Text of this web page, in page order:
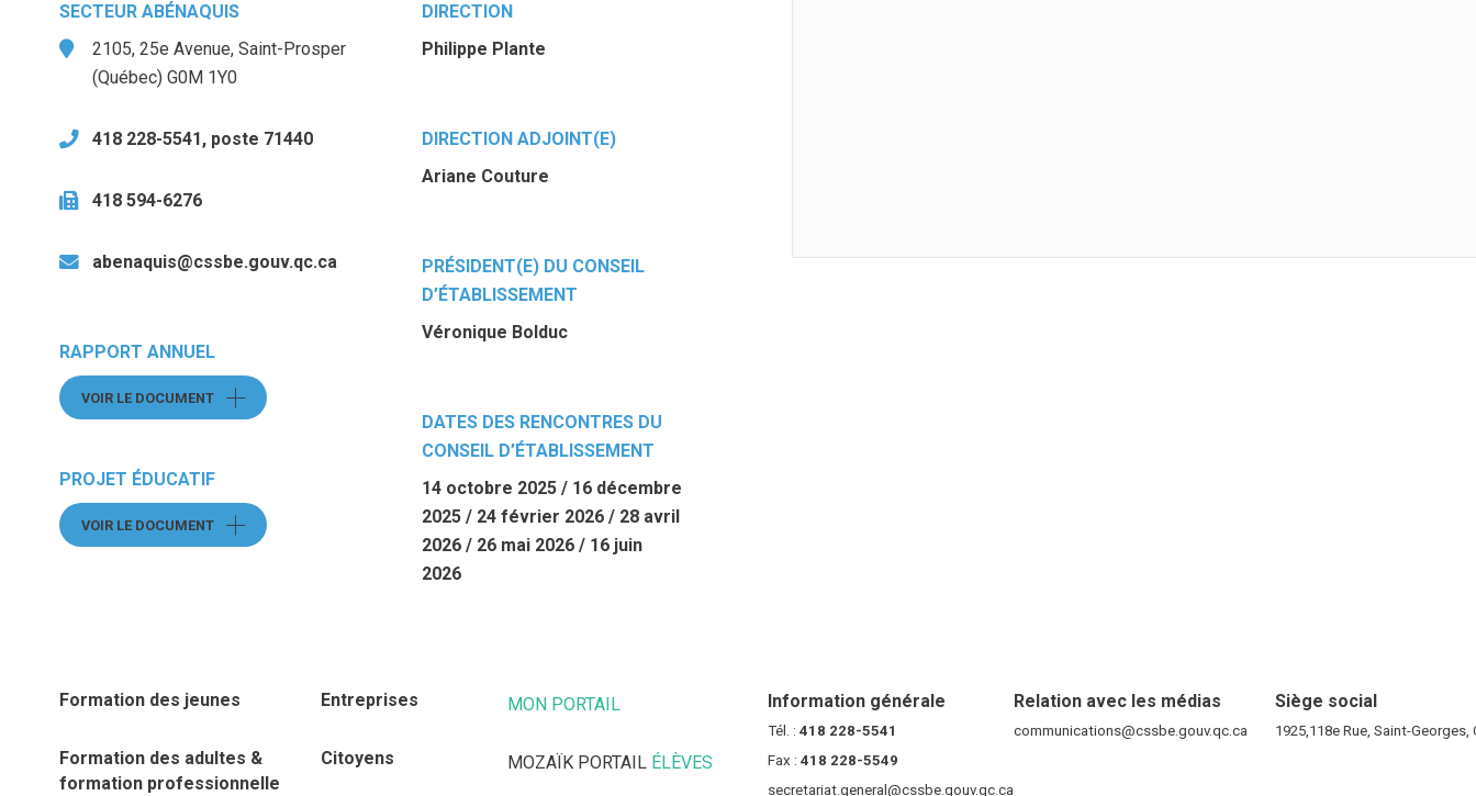
SECTEUR ABÉNAQUIS
2105, 25e Avenue, Saint-Prosper
(Québec) G0M 1Y0
418 228-5541, poste 71440
418 594-6276
abenaquis@cssbe.gouv.qc.ca
RAPPORT ANNUEL
VOIR LE DOCUMENT(CE LIEN OUVRE UN FICHIER)
PROJET ÉDUCATIF
VOIR LE DOCUMENT(CE LIEN OUVRE UN FICHIER)
DIRECTION
Philippe Plante
DIRECTION ADJOINT(E)
Ariane Couture
PRÉSIDENT(E) DU CONSEIL
D’ÉTABLISSEMENT
Véronique Bolduc
DATES DES RENCONTRES DU
CONSEIL D’ÉTABLISSEMENT
14 octobre 2025 / 16 décembre
2025 / 24 février 2026 / 28 avril
2026 / 26 mai 2026 / 16 juin
2026
Formation des jeunes
Formation des adultes &
formation professionnelle
Entreprises
Citoyens
MON PORTAIL(CE LIEN OUVRE DANS UNE NOUVELLE FENÊTRE)
MOZAÏK PORTAIL ÉLÈVES (CE LIEN OUVRE DANS UNE NOUVELLE FENÊTRE)
Information générale
Tél. :418 228-5541
Fax :418 228-5549
secretariat.general@cssbe.gouv.qc.ca
Relation avec les médias
communications@cssbe.gouv.qc.ca (ce lien ouvre dans une nouvelle
Siège social
1925,118e Rue, Saint-Georges,